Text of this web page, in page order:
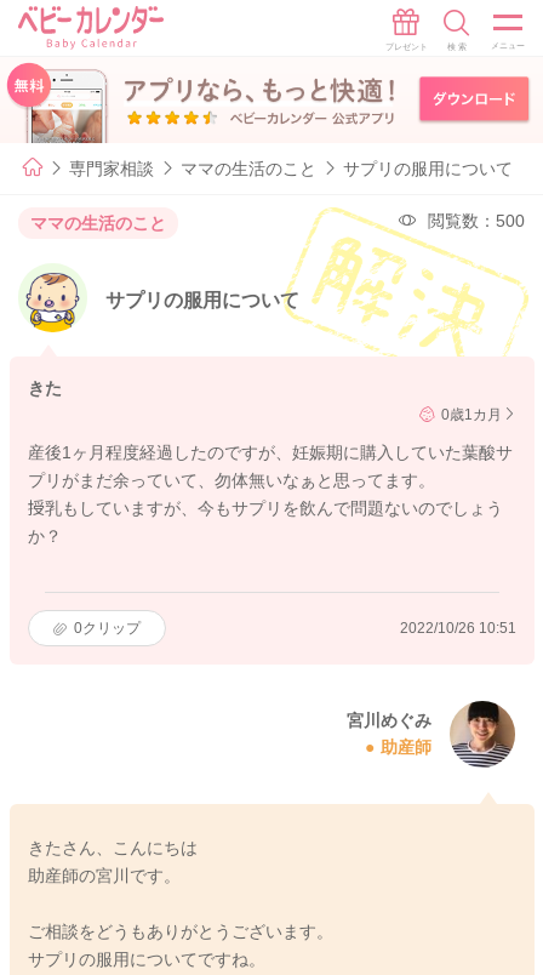
専門家相談 ママの生活のこと サプリの服用について
ママの生活のこと 閲覧数：500
サプリの服用について
きた
0歳1カ月
産後1ヶ月程度経過したのですが、妊娠期に購入していた葉酸サ
プリがまだ余っていて、勿体無いなぁと思ってます。
授乳もしていますが、今もサプリを飲んで問題ないのでしょう
か？
0クリップ 2022/10/26 10:51
宮川めぐみ
助産師
きたさん、こんにちは
助産師の宮川です。
ご相談をどうもありがとうございます。
サプリの服用についてですね。